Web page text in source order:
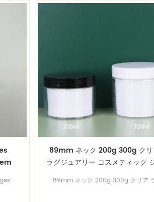
89mm ネック 200g 300g クリ
ラグジュアリー コスメティック
PET ジャー フェイシャル クリーム
89mm ネック 200g 300g クリア